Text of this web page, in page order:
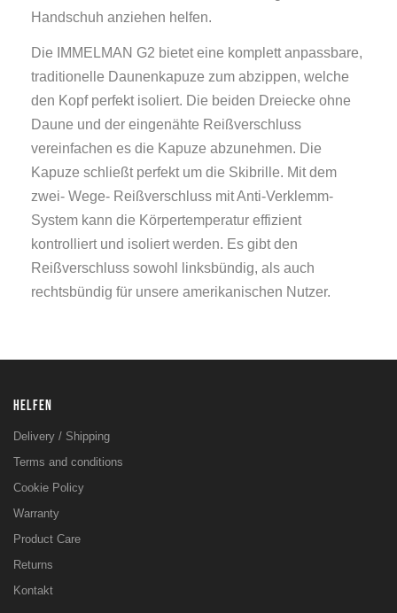
Handschuh anziehen helfen.
Die IMMELMAN G2 bietet eine komplett anpassbare,
traditionelle Daunenkapuze zum abzippen, welche
den Kopf perfekt isoliert. Die beiden Dreiecke ohne
Daune und der eingenähte Reißverschluss
vereinfachen es die Kapuze abzunehmen. Die
Kapuze schließt perfekt um die Skibrille. Mit dem
zwei- Wege- Reißverschluss mit Anti-Verklemm-
System kann die Körpertemperatur effizient
kontrolliert und isoliert werden. Es gibt den
Reißverschluss sowohl linksbündig, als auch
rechtsbündig für unsere amerikanischen Nutzer.
HELFEN
Delivery / Shipping
Terms and conditions
Cookie Policy
Warranty
Product Care
Returns
Kontakt